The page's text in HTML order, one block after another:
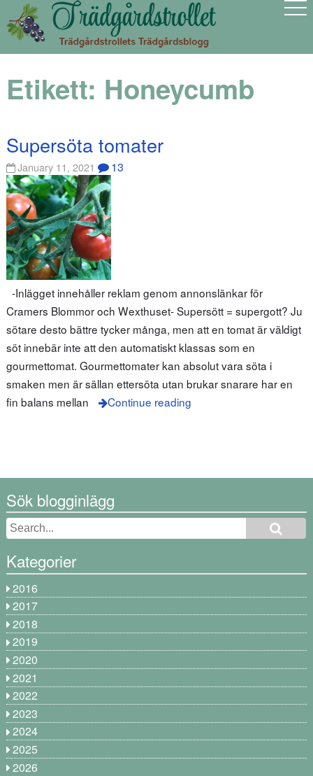
Etikett: Honeycumb
Supersöta tomater
January 11, 2021 13
-Inlägget innehåller reklam genom annonslänkar för
Cramers Blommor och Wexthuset- Supersött = supergott? Ju
sötare desto bättre tycker många, men att en tomat är väldigt
söt innebär inte att den automatiskt klassas som en
gourmettomat. Gourmettomater kan absolut vara söta i
smaken men är sällan ettersöta utan brukar snarare har en
fin balans mellan
Continue reading
Sök blogginlägg
Kategorier
2016
2017
2018
2019
2020
2021
2022
2023
2024
2025
2026